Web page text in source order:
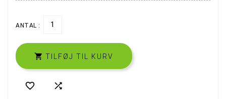
ANTAL :
 TILFØJ TIL KURV
 